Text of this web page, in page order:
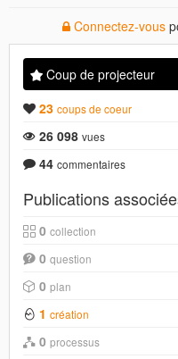
Connectez-vous
Coup de projecteur
23 coups de coeur
26 098 vues
44 commentaires
Publications
0 collection
0 question
0 plan
1 création
0 processus